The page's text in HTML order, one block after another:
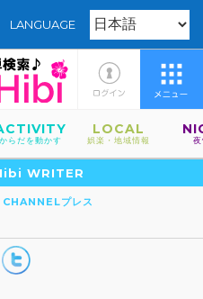
LANGUAGE
からだを動かす
LOCAL
娯楽・地域情報
WRITER
プレス